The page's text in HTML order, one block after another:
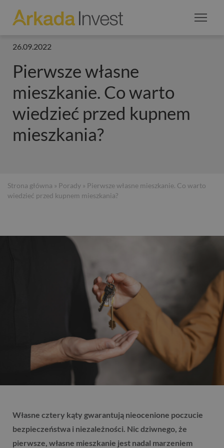
26.09.2022
Pierwsze własne
mieszkanie. Co warto
wiedzieć przed kupnem
mieszkania?
Strona główna » Porady » Pierwsze własne mieszkanie. Co warto
wiedzieć przed kupnem mieszkania?
Własne cztery kąty gwarantują nieocenione poczucie
bezpieczeństwa i niezależności. Nic dziwnego, że
pierwsze, własne mieszkanie jest nadal marzeniem